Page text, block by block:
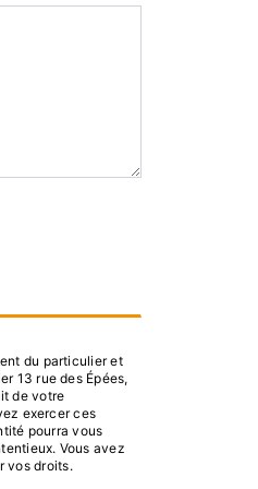
du particulier et
13 rue des Épées,
de votre
exercer ces
pourra vous
Vous avez
vos droits.